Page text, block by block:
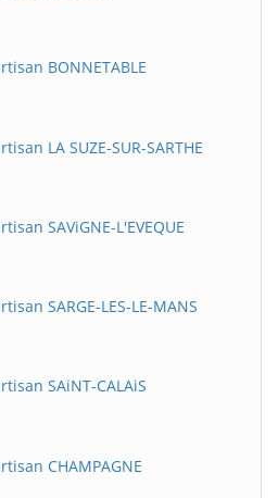
BONNETABLE
LA SUZE-SUR-SARTHE
SAViGNE-L'EVEQUE
SARGE-LES-LE-MANS
SAiNT-CALAiS
CHAMPAGNE